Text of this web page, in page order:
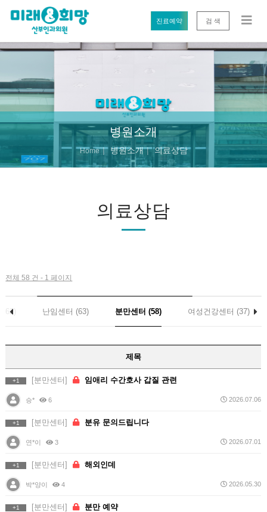
진료예약 검 색
병원소개
Home 병원소개 의료상담
의료상담
전체 58 건 - 1 페이지
난임센터 (63) 분만센터 (58) 여성건강센터 (37)
제목
+1 [분만센터] 임애리 수간호사 갑질 관련
승* 6 2026.07.06
+1 [분만센터] 분유 문의드립니다
연*이 3 2026.07.01
+1 [분만센터] 해외인데
박*양이 4 2026.05.30
+1 [분만센터] 분만 예약